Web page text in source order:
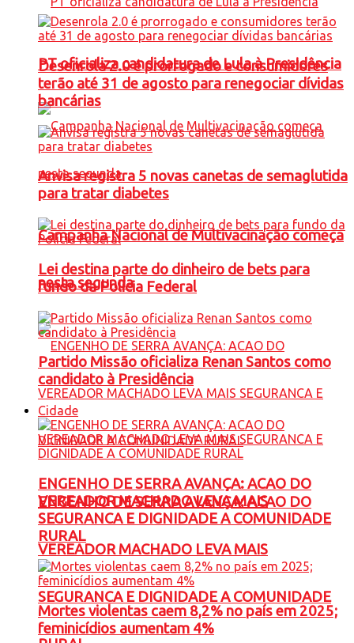
PT oficializa candidatura de Lula à Presidência
Campanha Nacional de Multivacinação começa
nesta segunda
ENGENHO DE SERRA AVANÇA: ACAO DO
VEREADOR MACHADO LEVA MAIS
SEGURANCA E DIGNIDADE A COMUNIDADE
Desenrola 2.0 é prorrogado e consumidores
terão até 31 de agosto para renegociar dívidas
bancárias
Anvisa registra 5 novas canetas de semaglutida
para tratar diabetes
Lei destina parte do dinheiro de bets para
fundo da Polícia Federal
Partido Missão oficializa Renan Santos como
candidato à Presidência
Cidade
ENGENHO DE SERRA AVANÇA: ACAO DO
VEREADOR MACHADO LEVA MAIS
SEGURANCA E DIGNIDADE A COMUNIDADE
RURAL
Mortes violentas caem 8,2% no país em 2025;
feminicídios aumentam 4%